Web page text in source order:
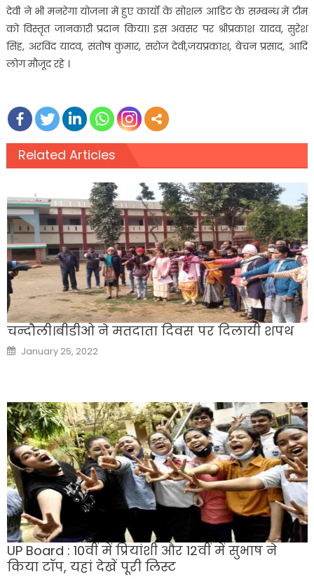
देवी ने भी मनरेगा योजना में हुए कार्यों के सोशल आडिट के सम्बन्ध में टीम
को विस्तृत जानकारी प्रदान किया। इस अवसर पर श्रीप्रकाश यादव, सुरेश
सिंह, अरविंद यादव, संतोष कुमार, सरोज देवी,जयप्रकाश, बेचन प्रसाद, आदि
लोग मौजूद रहे ।
Related Articles
चन्दौली।बीडीओ ने मतदाता दिवस पर दिलायी शपथ
Posted
on
January 25, 2022
UP Board : 10वीं में प्रियांशी और 12वीं में सुभाष ने
किया टॉप, यहां देखें पूरी लिस्ट